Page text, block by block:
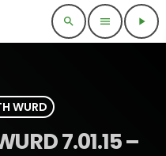
search menu play_arrow
WURD
7.01.15 –